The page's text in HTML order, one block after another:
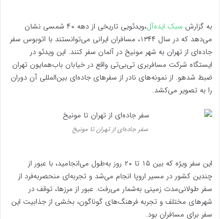
به گزارش سبک ایده‌آل،
ویدئویی تاریخی از دهه ۴۰ شمسی نشان
می‌دهد که در سال ۱۳۴۴، مسافران ایرانی می‌توانستند با اتوبوس سفر
جاده‌ای از تهران به شهر مونیخ در آلمان سفر کنند. این ویدئو در
ایستگاه شرکت مسافربری تی‌بی‌تی واقع در خیابان باب‌همایون تهران
ضبط شدهو. از نمونه‌های نادر از سفرهای جاده‌ای بین‌المللی آن دوران
را به تصویر می‌کشد.
سفر جاده‌ای از تهران تا مونیخ
این سفر ویژه که بین ۱۵ تا ۲۰ روز به‌طول می‌انجامید، با عبور از
چندین کشور در مسیر اروپا انجام می‌شد و تجربه‌ای منحصربه‌فرد از
سفر طولانی‌مدت زمینی به‌شمار می‌رفت. عبور از مرزها، توقف در
شهرهای مختلف و تجربه فرهنگ‌های گوناگون، بخشی از جذابیت این
سفر برای مسافران بود.